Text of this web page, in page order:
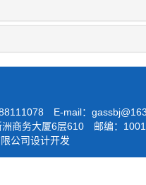
E-mail：
洲商务大厦6层610 邮编：
公司设计开发